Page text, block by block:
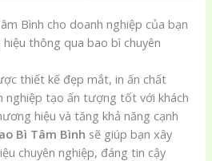
Bình cho doanh nghiệp của bạn
thông qua bao bì chuyên
thiết kế đẹp mắt, in ấn chất
nghiệp tạo ấn tượng tốt với khách
hiệu và tăng khả năng cạnh
Bì Tâm Bình sẽ giúp bạn xây
chuyên nghiệp, đáng tin cậy